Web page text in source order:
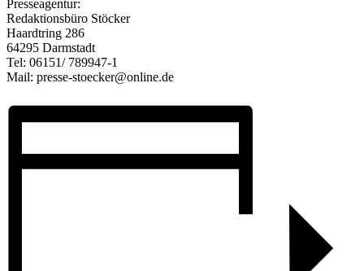
Presseagentur:
Redaktionsbüro Stöcker
Haardtring 286
64295 Darmstadt
Tel: 06151/ 789947-1
Mail: presse-stoecker@online.de